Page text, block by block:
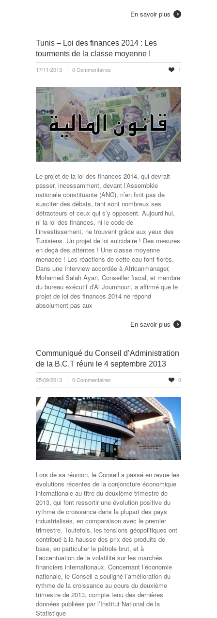
En savoir plus
Tunis – Loi des finances 2014 : Les
tourments de la classe moyenne !
17/11/2013 0 Commentaires 1
Le projet de la loi des finances 2014, qui devrait
passer, incessamment, devant l’Assemblée
nationale constituante (ANC), n’en finit pas de
susciter des débats, tant sont nombreux ses
détracteurs et ceux qui s’y opposent. Aujourd’hui,
ni la loi des finances, ni le code de
l’investissement, ne trouvent grâce aux yeux des
Tunisiens. Un projet de loi suicidaire ! Des mesures
en deçà des attentes ! Une classe moyenne
menacée ! Les réactions de cette eau font florès.
Dans une Interview accordée à Africanmanager,
Mohamed Salah Ayari, Conseiller fiscal, et membre
du bureau exécutif d’Al Joumhouri, a affirmé que le
projet de loi des finances 2014 ne répond
absolument pas aux
En savoir plus
Communiqué du Conseil d’Administration
de la B.C.T réuni le 4 septembre 2013
25/09/2013 0 Commentaires 0
Lors de sa réunion, le Conseil a passé en revue les
évolutions récentes de la conjoncture économique
internationale au titre du deuxième trimestre de
2013, qui font ressortir une évolution positive du
rythme de croissance dans la plupart des pays
industrialisés, en comparaison avec le premier
trimestre. Toutefois, les tensions géopolitiques ont
contribué à la hausse des prix des produits de
base, en particulier le pétrole brut, et à
l’accentuation de la volatilité sur les marchés
financiers internationaux. Concernant l’économie
nationale, le Conseil a souligné l’amélioration du
rythme de la croissance au cours du deuxième
trimestre de 2013, compte tenu des dernières
données publiées par l’Institut National de la
Statistique